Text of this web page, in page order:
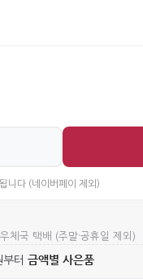
니다 (네이버페이 제외)
우체국 택배 (주말·공휴일 제외)
터 금액별 사은품